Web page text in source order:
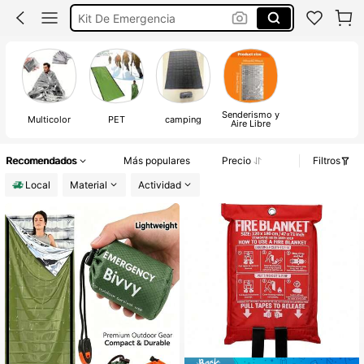
Kit De Emergencia
Camping Para Acampar
Manta Termica
Multicolor PET camping Senderismo y
Aire Libre
Recomendados Más populares Precio
Filtros
Local
Material Actividad